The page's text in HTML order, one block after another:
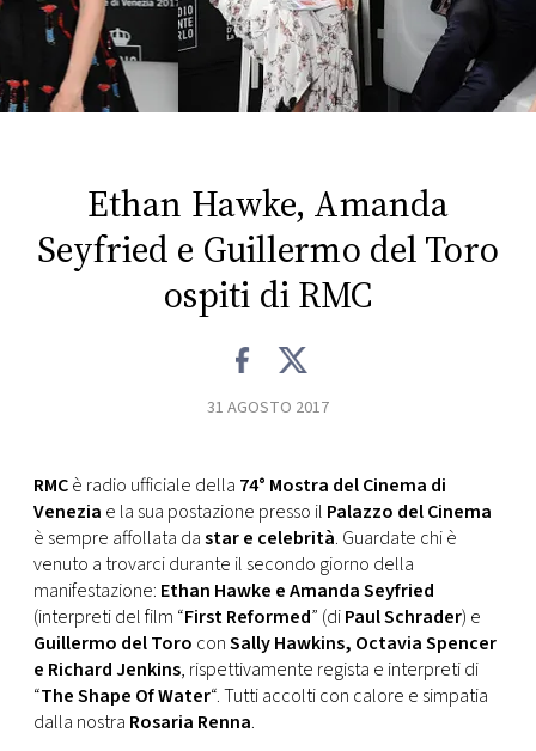
FOTO
CONCORSI
EVENTI
VIDEO
RMC
CONSIGLIA
Ethan Hawke, Amanda
Seyfried e Guillermo del Toro
ospiti di RMC
31 AGOSTO 2017
RMCè radio ufficiale della 74° Mostra del Cinema di
Venezia e la sua postazione presso il Palazzo del Cinema
è sempre affollata dastar e celebrità. Guardate chi è
venuto a trovarci durante il secondo giorno della
manifestazione: Ethan Hawke e Amanda Seyfried
(interpreti del film “First Reformed” (diPaul Schrader) e
Guillermo del Toro conSally Hawkins, Octavia Spencer
e Richard Jenkins, rispettivamente regista e interpreti di
“The Shape Of Water“. Tutti accolti con calore e simpatia
dalla nostra Rosaria Renna.